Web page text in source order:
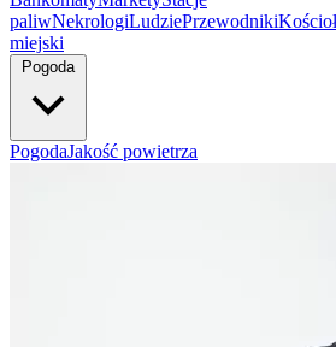
paliwNekrologiLudziePrzewodniki
miejski
Pogoda
PogodaJakość powietrza